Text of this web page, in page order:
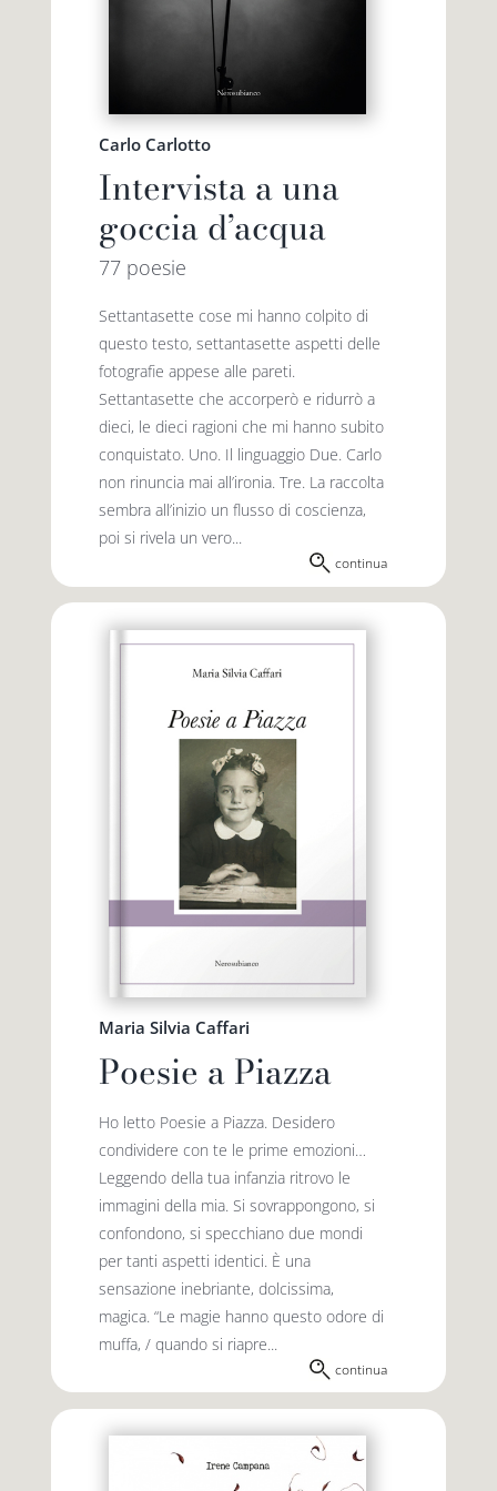
Carlo Carlotto
Intervista a una
goccia d’acqua
77 poesie
Settantasette cose mi hanno colpito di
questo testo, settantasette aspetti delle
fotografie appese alle pareti.
Settantasette che accorperò e ridurrò a
dieci, le dieci ragioni che mi hanno subito
conquistato. Uno. Il linguaggio Due. Carlo
non rinuncia mai all’ironia. Tre. La raccolta
sembra all’inizio un flusso di coscienza,
poi si rivela un vero...
continua
Maria Silvia Caffari
Poesie a Piazza
Ho letto Poesie a Piazza. Desidero
condividere con te le prime emozioni…
Leggendo della tua infanzia ritrovo le
immagini della mia. Si sovrappongono, si
confondono, si specchiano due mondi
per tanti aspetti identici. È una
sensazione inebriante, dolcissima,
magica. “Le magie hanno questo odore di
muffa, / quando si riapre...
continua